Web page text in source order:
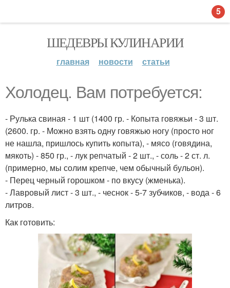
ШЕДЕВРЫ КУЛИНАРИИ
главная новости статьи
Холодец. Вам потребуется:
- Рулька свиная - 1 шт (1400 гр. - Копыта говяжьи - 3 шт.
(2600. гр. - Можно взять одну говяжью ногу (просто ног
не нашла, пришлось купить копыта), - мясо (говядина,
мякоть) - 850 гр., - лук репчатый - 2 шт., - соль - 2 ст. л.
(примерно, мы солим крепче, чем обычный бульон).
- Перец черный горошком - по вкусу (жменька).
- Лавровый лист - 3 шт., - чеснок - 5-7 зубчиков, - вода - 6
литров.
Как готовить:
5